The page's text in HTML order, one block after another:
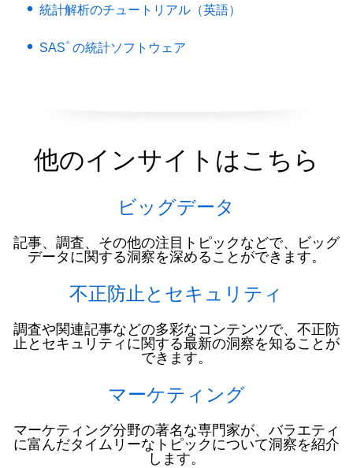
統計解析のチュートリアル（英語）
SAS ®の統計ソフトウェア
他のインサイトはこちら
ビッグデータ
記事、調査、その他の注目トピックなどで、ビッグ
データに関する洞察を深めることができます。
不正防止とセキュリティ
調査や関連記事などの多彩なコンテンツで、不正防
止とセキュリティに関する最新の洞察を知ることが
できます。
マーケティング
マーケティング分野の著名な専門家が、バラエティ
に富んだタイムリーなトピックについて洞察を紹介
します。